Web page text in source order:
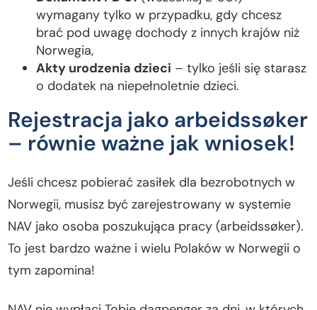
wymagany tylko w przypadku, gdy chcesz
brać pod uwagę dochody z innych krajów niż
Norwegia,
Akty urodzenia dzieci – tylko jeśli się starasz
o dodatek na niepełnoletnie dzieci.
Rejestracja jako arbeidssøker
– równie ważne jak wniosek!
Jeśli chcesz pobierać zasiłek dla bezrobotnych w
Norwegii, musisz być zarejestrowany w systemie
NAV jako osoba poszukująca pracy (arbeidssøker).
To jest bardzo ważne i wielu Polaków w Norwegii o
tym zapomina!